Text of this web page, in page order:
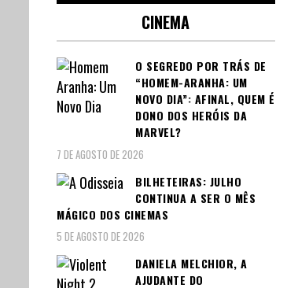
CINEMA
O SEGREDO POR TRÁS DE
“HOMEM-ARANHA: UM
NOVO DIA”: AFINAL, QUEM É
DONO DOS HERÓIS DA
MARVEL?
7 DE AGOSTO DE 2026
BILHETEIRAS: JULHO
CONTINUA A SER O MÊS
MÁGICO DOS CINEMAS
5 DE AGOSTO DE 2026
DANIELA MELCHIOR, A
AJUDANTE DO